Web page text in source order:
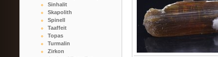
Sinhalit
Skapolith
Spinell
Taaffeit
Topas
Turmalin
Zirkon